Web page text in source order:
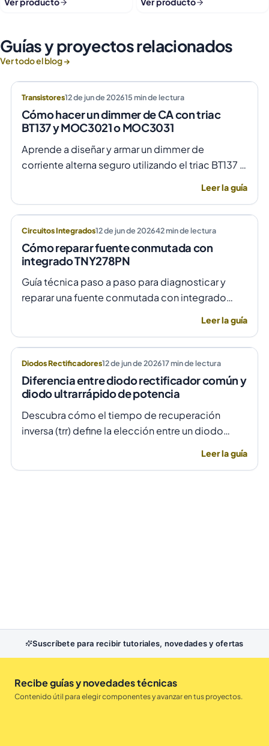
Guías y proyectos relacionados
Ver todo el blog →
Transistores12 de jun de 202615min de lectura
Cómo hacer un dimmer de CA con triac
BT137 y MOC3021 o MOC3031
Aprende a diseñar y armar un dimmer de
corriente alterna seguro utilizando el triac BT137 y
Leer la guía
Circuitos Integrados12 de jun de 202642min de lectura
Cómo reparar fuente conmutada con
integrado TNY278PN
Guía técnica paso a paso para diagnosticar y
reparar una fuente conmutada con integrado
Leer la guía
Diodos Rectificadores12 de jun de 202617min de lectura
Diferencia entre diodo rectificador común y
diodo ultrarrápido de potencia
Descubra cómo el tiempo de recuperación
inversa (trr) define la elección entre un diodo
Leer la guía
Suscríbete para recibir tutoriales, novedades y ofertas
Recibe guías y novedades técnicas
Contenido útil para elegir componentes y avanzar en tus proyectos.